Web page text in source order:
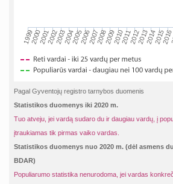
199920002001200220032004200520062007200820092010201120122013201420152016
Pagal Gyventojų registro tarnybos duomenis
Statistikos duomenys iki 2020 m.
Tuo atveju, jei vardą sudaro du ir daugiau vardų, į
įtraukiamas tik pirmas vaiko vardas.
Statistikos duomenys nuo 2020 m. (dėl asmens
BDAR)
Populiarumo statistika nenurodoma, jei vardas